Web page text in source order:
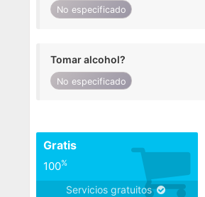
No especificado
Tomar alcohol?
No especificado
Gratis
100%
Servicios gratuitos